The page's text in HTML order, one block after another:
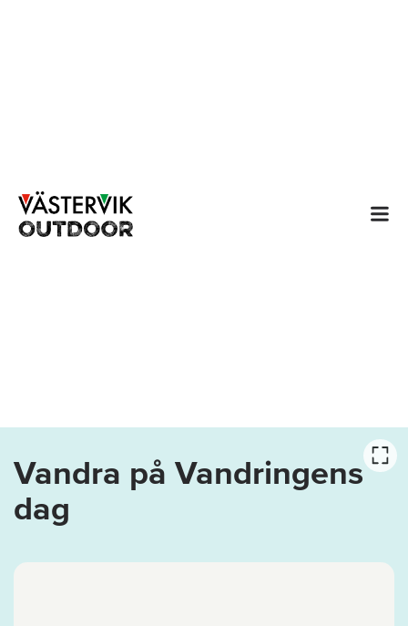
Vandra på Vandringens
dag